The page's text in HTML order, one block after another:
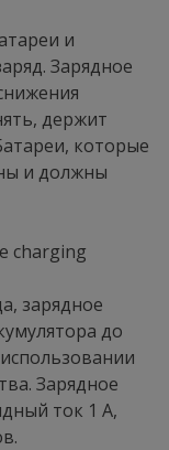
и
Зарядное
держит
которые
и должны
charging
зарядное
до
Зарядное
ток 1 А,